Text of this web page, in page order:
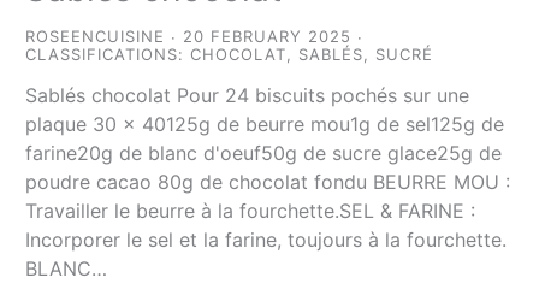
ROSEENCUISINE
20 FEBRUARY 2025
CLASSIFICATIONS:CHOCOLAT SABLÉS SUCRÉ
Sablés chocolat Pour 24 biscuits pochés sur une
plaque 30 x 40125g de beurre mou1g de sel125g de
farine20g de blanc d'oeuf50g de sucre glace25g de
poudre cacao 80g de chocolat fondu BEURRE MOU :
Travailler le beurre à la fourchette.SEL & FARINE :
Incorporer le sel et la farine, toujours à la fourchette.
BLANC…